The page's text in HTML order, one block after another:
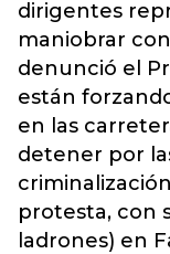
dirigentes
maniobrar
denunció el
están
en las
detener por
protesta, con
ladrones) en